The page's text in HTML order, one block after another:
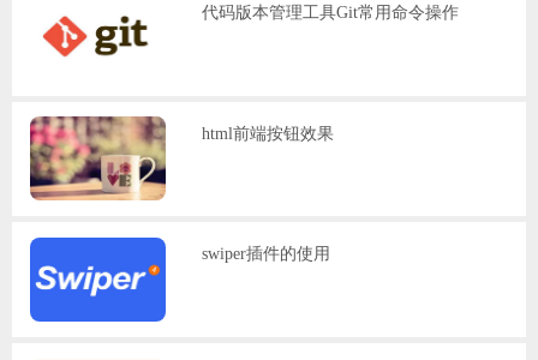
代码版本管理工具Git常用命令操作
html前端按钮效果
swiper插件的使用